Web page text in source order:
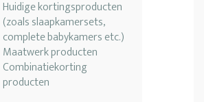
Huidige kortingsproducten
(zoals slaapkamersets,
complete babykamers etc.)
Maatwerk producten
Combinatiekorting
producten